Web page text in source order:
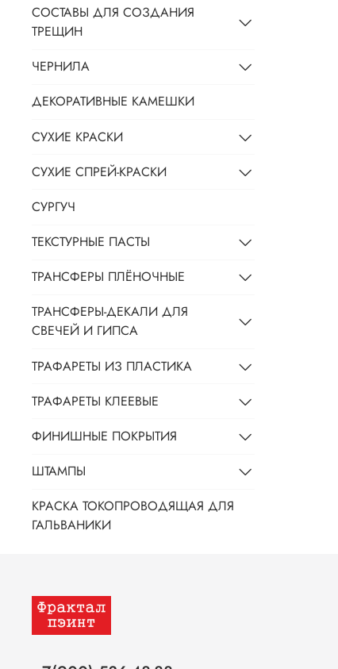
СОСТАВЫ ДЛЯ СОЗДАНИЯ
ТРЕЩИН
ЧЕРНИЛА
ДЕКОРАТИВНЫЕ КАМЕШКИ
СУХИЕ КРАСКИ
СУХИЕ СПРЕЙ-КРАСКИ
СУРГУЧ
ТЕКСТУРНЫЕ ПАСТЫ
ТРАНСФЕРЫ ПЛЁНОЧНЫЕ
ТРАНСФЕРЫ-ДЕКАЛИ ДЛЯ
СВЕЧЕЙ И ГИПСА
ТРАФАРЕТЫ ИЗ ПЛАСТИКА
ТРАФАРЕТЫ КЛЕЕВЫЕ
ФИНИШНЫЕ ПОКРЫТИЯ
ШТАМПЫ
КРАСКА ТОКОПРОВОДЯЩАЯ ДЛЯ
ГАЛЬВАНИКИ